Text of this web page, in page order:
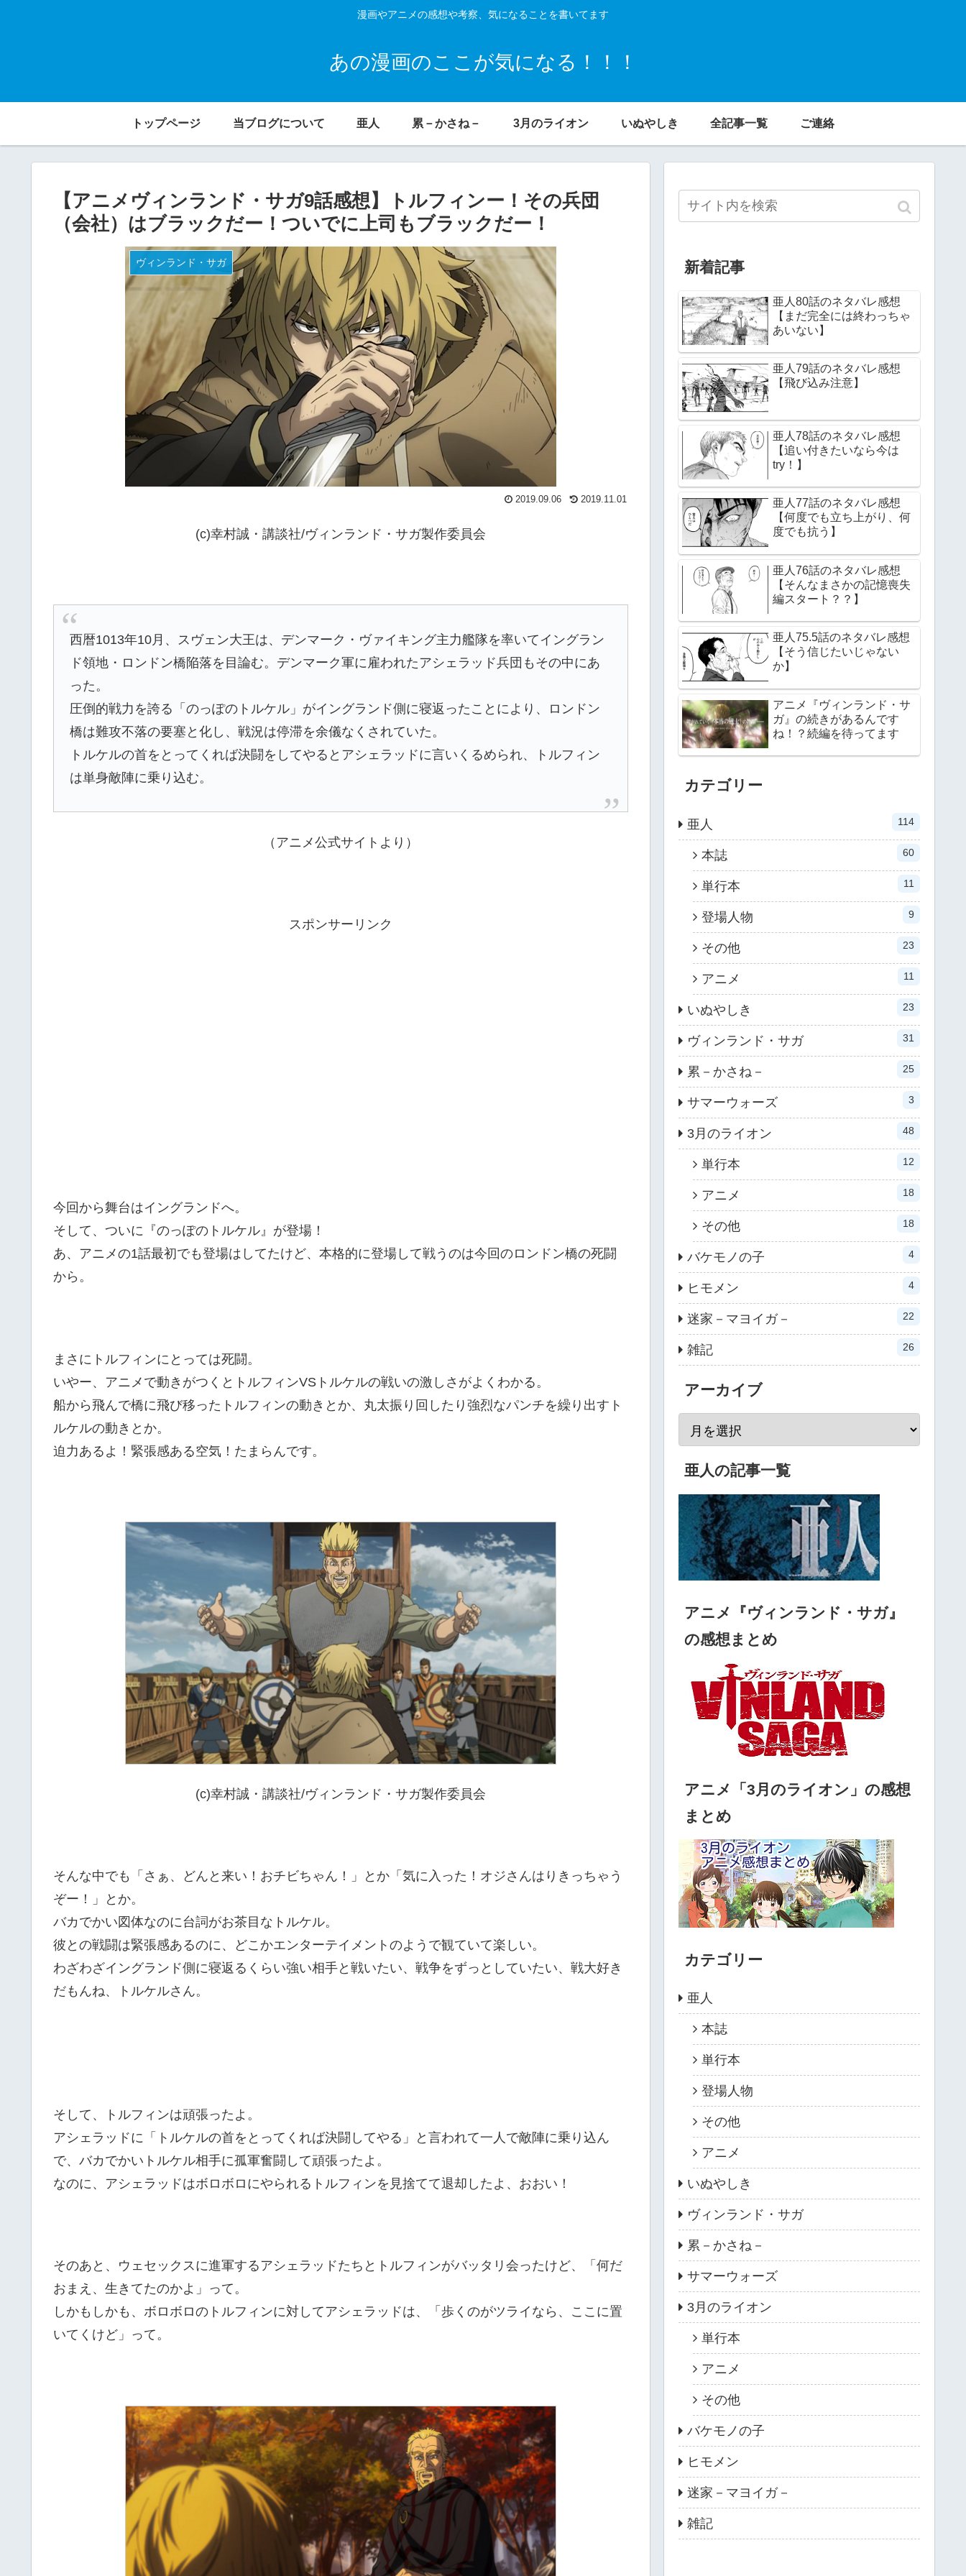
漫画やアニメの感想や考察、気になることを書いてます
あの漫画のここが気になる！！！
トップページ 当ブログについて 亜人 累－かさね－ 3月のライオン いぬやしき 全記事一覧 ご連絡
【アニメヴィンランド・サガ9話感想】トルフィンー！その兵団
（会社）はブラックだー！ついでに上司もブラックだー！
ヴィンランド・サガ
2019.11.01
2019.09.06
(c)幸村誠・講談社/ヴィンランド・サガ製作委員会
西暦1013年10月、スヴェン大王は、デンマーク・ヴァイキング主力艦隊を率いてイングラン
ド領地・ロンドン橋陥落を目論む。デンマーク軍に雇われたアシェラッド兵団もその中にあ
った。
圧倒的戦力を誇る「のっぽのトルケル」がイングランド側に寝返ったことにより、ロンドン
橋は難攻不落の要塞と化し、戦況は停滞を余儀なくされていた。
トルケルの首をとってくれば決闘をしてやるとアシェラッドに言いくるめられ、トルフィン
は単身敵陣に乗り込む。
（アニメ公式サイトより）
スポンサーリンク
今回から舞台はイングランドへ。
そして、ついに『のっぽのトルケル』が登場！
あ、アニメの1話最初でも登場はしてたけど、本格的に登場して戦うのは今回のロンドン橋の死闘
から。
まさにトルフィンにとっては死闘。
いやー、アニメで動きがつくとトルフィンVSトルケルの戦いの激しさがよくわかる。
船から飛んで橋に飛び移ったトルフィンの動きとか、丸太振り回したり強烈なパンチを繰り出すト
ルケルの動きとか。
迫力あるよ！緊張感ある空気！たまらんです。
(c)幸村誠・講談社/ヴィンランド・サガ製作委員会
そんな中でも「さぁ、どんと来い！おチビちゃん！」とか「気に入った！オジさんはりきっちゃう
ぞー！」とか。
バカでかい図体なのに台詞がお茶目なトルケル。
彼との戦闘は緊張感あるのに、どこかエンターテイメントのようで観ていて楽しい。
わざわざイングランド側に寝返るくらい強い相手と戦いたい、戦争をずっとしていたい、戦大好き
だもんね、トルケルさん。
そして、トルフィンは頑張ったよ。
アシェラッドに「トルケルの首をとってくれば決闘してやる」と言われて一人で敵陣に乗り込ん
で、バカでかいトルケル相手に孤軍奮闘して頑張ったよ。
なのに、アシェラッドはボロボロにやられるトルフィンを見捨てて退却したよ、おおい！
そのあと、ウェセックスに進軍するアシェラッドたちとトルフィンがバッタリ会ったけど、「何だ
おまえ、生きてたのかよ」って。
しかもしかも、ボロボロのトルフィンに対してアシェラッドは、「歩くのがツライなら、ここに置
いてくけど」って。
新着記事
亜人80話のネタバレ感想
【まだ完全には終わっちゃ
あいない】
亜人79話のネタバレ感想
【飛び込み注意】
亜人78話のネタバレ感想
【追い付きたいなら今は
try！】
亜人77話のネタバレ感想
【何度でも立ち上がり、何
度でも抗う】
亜人76話のネタバレ感想
【そんなまさかの記憶喪失
編スタート？？】
亜人75.5話のネタバレ感想
【そう信じたいじゃない
か】
アニメ『ヴィンランド・サ
ガ』の続きがあるんです
ね！？続編を待ってます
カテゴリー
亜人 114
本誌 60
単行本 11
登場人物 9
その他 23
アニメ 11
いぬやしき 23
ヴィンランド・サガ 31
累－かさね－ 25
サマーウォーズ 3
3月のライオン 48
単行本 12
アニメ 18
その他 18
バケモノの子 4
ヒモメン 4
迷家－マヨイガ－ 22
雑記 26
アーカイブ
亜人の記事一覧
アニメ『ヴィンランド・サガ』
の感想まとめ
アニメ「3月のライオン」の感想
まとめ
カテゴリー
亜人
本誌
単行本
登場人物
その他
アニメ
いぬやしき
ヴィンランド・サガ
累－かさね－
サマーウォーズ
3月のライオン
単行本
アニメ
その他
バケモノの子
ヒモメン
迷家－マヨイガ－
雑記